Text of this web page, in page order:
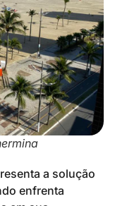
a solução
enfrenta